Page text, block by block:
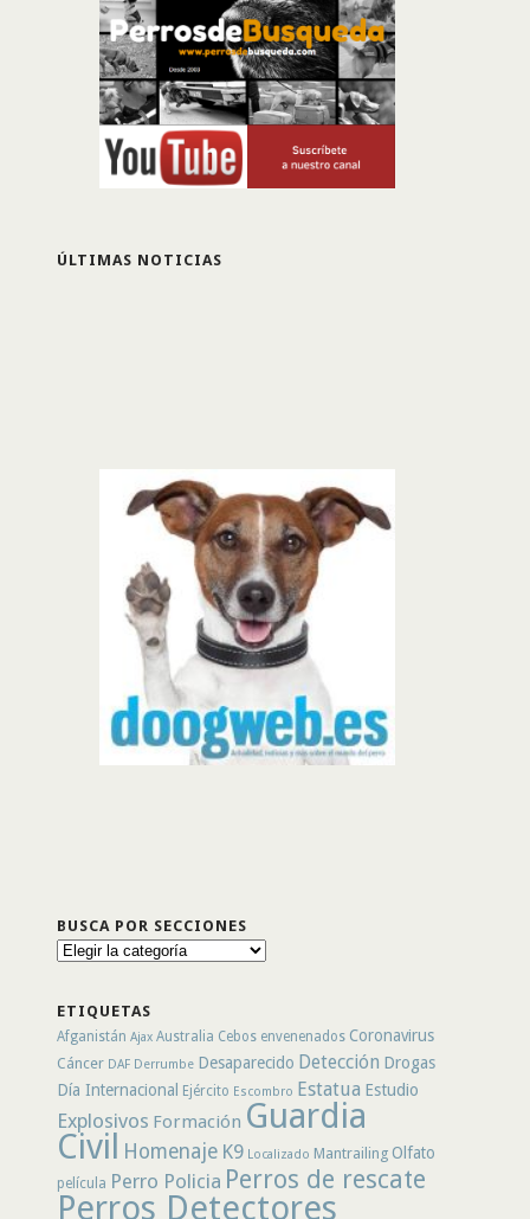
ÚLTIMAS NOTICIAS
BUSCA POR SECCIONES
Busca
ETIQUETAS
Afganistán Ajax Australia Cebos envenenados Coronavirus
Cáncer DAF Derrumbe Desaparecido Detección Drogas
Día Internacional
Ejército Escombro Estatua Estudio
Explosivos Formación Guardia
Civil Homenaje K9 Localizado Mantrailing Olfato
película Perro Policia Perros de rescate
Perros Detectores